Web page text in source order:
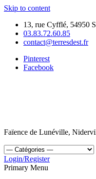
Skip to content
13, rue Cyfflé, 54950
03.83.72.60.85
contact@terresdest.fr
Pinterest
Facebook
Faïence de Lunéville,
Login/Register
Primary Menu